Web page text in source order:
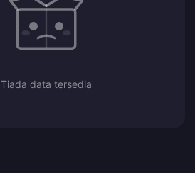
Tiada data tersedia